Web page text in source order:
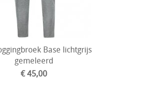
Base lichtgrijs
gemeleerd
€ 45,00